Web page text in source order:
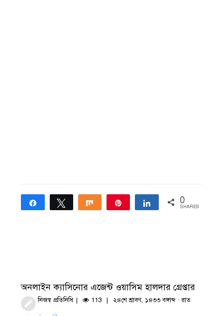
Share Tweet Share Share 0
SHARES
অনলাইন ক্যাসিনোর এজেন্ট ওয়াসিম হালদার গ্রেপ্তার
নিজস্ব প্রতিনিধি 113 ২৪শে শ্রাবণ, ১৪৩৩ বঙ্গাব্দ · রাত